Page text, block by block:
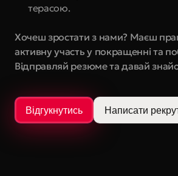
терасою.
Хочеш зростати з нами? Маєш
активну участь у покращенні та
Відправляй резюме та давай
Відгукнутись Написати